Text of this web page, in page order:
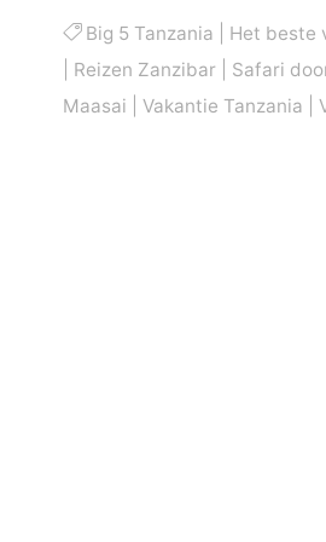
Big 5 Tanzania Het beste
Reizen Zanzibar| Safari
Maasai
Vakantie Tanzania